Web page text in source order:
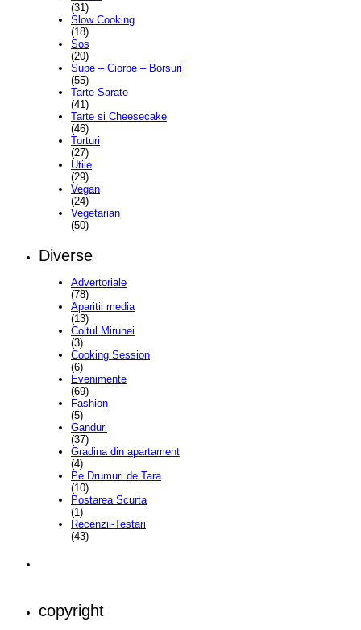
(31)
Slow Cooking
(18)
Sos
(20)
Supe – Ciorbe – Borsuri
(55)
Tarte Sarate
(41)
Tarte si Cheesecake
(46)
Torturi
(27)
Utile
(29)
Vegan
(24)
Vegetarian
(50)
Diverse
Advertoriale
(78)
Aparitii media
(13)
Coltul Mirunei
(3)
Cooking Session
(6)
Evenimente
(69)
Fashion
(5)
Ganduri
(37)
Gradina din apartament
(4)
Pe Drumuri de Tara
(10)
Postarea Scurta
(1)
Recenzii-Testari
(43)
copyright